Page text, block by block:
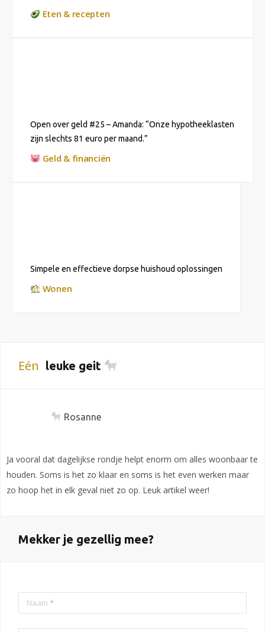
Eten & recepten
Open over geld #25 – Amanda: “Onze hypotheeklasten
zijn slechts 81 euro per maand.”
Geld & financiën
Simpele en effectieve dorpse huishoud oplossingen
Wonen
Eén leuke geit
Rosanne
Ja vooral dat dagelijkse rondje helpt enorm om alles woonbaar te
houden. Soms is het zo klaar en soms is het even werken maar
zo hoop het in elk geval niet zo op. Leuk artikel weer!
Mekker je gezellig mee?
Naam *